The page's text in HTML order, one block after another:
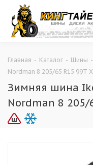
Главная - Каталог - Шины -
Nordman 8 205/65 R15 99T
Зимняя шина
Nordman 8 205/